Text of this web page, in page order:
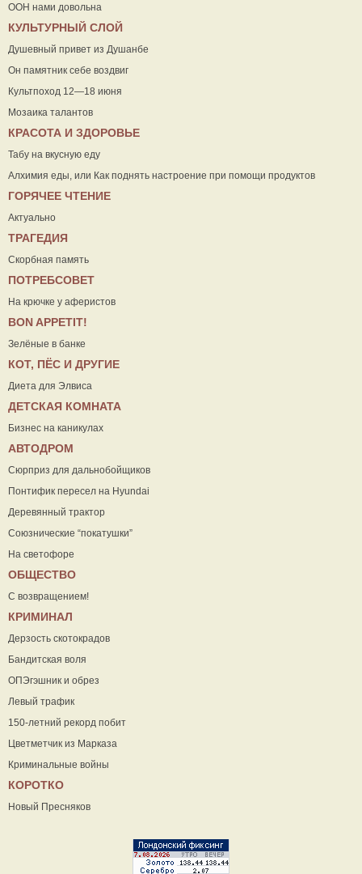
ООН нами довольна
КУЛЬТУРНЫЙ СЛОЙ
Душевный привет из Душанбе
Он памятник себе воздвиг
Культпоход 12—18 июня
Мозаика талантов
КРАСОТА И ЗДОРОВЬЕ
Табу на вкусную еду
Алхимия еды, или Как поднять настроение при помощи продуктов
ГОРЯЧЕЕ ЧТЕНИЕ
Актуально
ТРАГЕДИЯ
Скорбная память
ПОТРЕБСОВЕТ
На крючке у аферистов
ВON APPETIT!
Зелёные в банке
КОТ, ПЁС И ДРУГИЕ
Диета для Элвиса
ДЕТСКАЯ КОМНАТА
Бизнес на каникулах
АВТОДРОМ
Сюрприз для дальнобойщиков
Понтифик пересел на Hyundai
Деревянный трактор
Союзнические “покатушки”
На светофоре
ОБЩЕСТВО
С возвращением!
КРИМИНАЛ
Дерзость скотокрадов
Бандитская воля
ОПЭгэшник и обрез
Левый трафик
150-летний рекорд побит
Цветметчик из Марказа
Криминальные войны
КОРОТКО
Новый Пресняков